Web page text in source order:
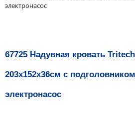
электронасос
67725 Надувная кровать
203х152х36см с
электронасос